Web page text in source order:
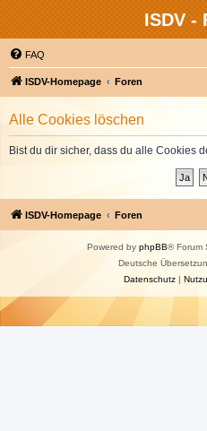
ISDV -
FAQ
ISDV-Homepage Foren
Alle Cookies löschen
Bist du dir sicher, dass du alle Cookies
ISDV-Homepage Foren
Powered by phpBB® Forum
Deutsche
Datenschutz|